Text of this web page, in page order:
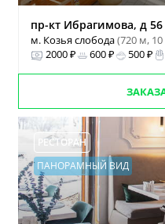
пр-кт Ибрагимова, д
м. Козья слобода(720 м,
2000 ₽
600 ₽ 500 ₽
РЕСТОРАН
ПАНОРАМНЫЙ ВИД